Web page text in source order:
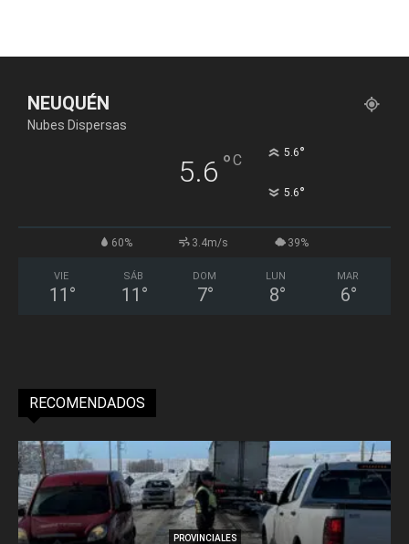
NEUQUÉN
Nubes Dispersas
5.6 °C 5.6°
5.6°
60% 3.4m/s 39%
VIE
11 °
SÁB
11 °
DOM
7°
LUN
8°
MAR
6°
RECOMENDADOS
PROVINCIALES